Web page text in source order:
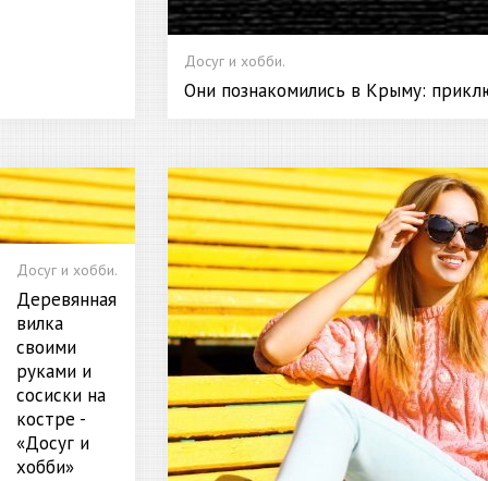
Досуг и хобби.
Они познакомились в Крыму:
Досуг и хобби.
Деревянная
вилка
своими
руками и
сосиски на
костре -
«Досуг и
хобби»